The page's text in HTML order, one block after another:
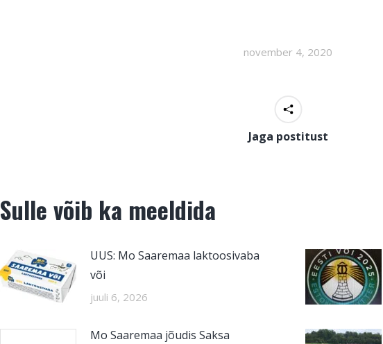
november 4, 2020
Jaga postitust
Sulle võib ka meeldida
UUS: Mo Saaremaa laktoosivaba
või
juuli 6, 2026
Mo Saaremaa jõudis Saksa